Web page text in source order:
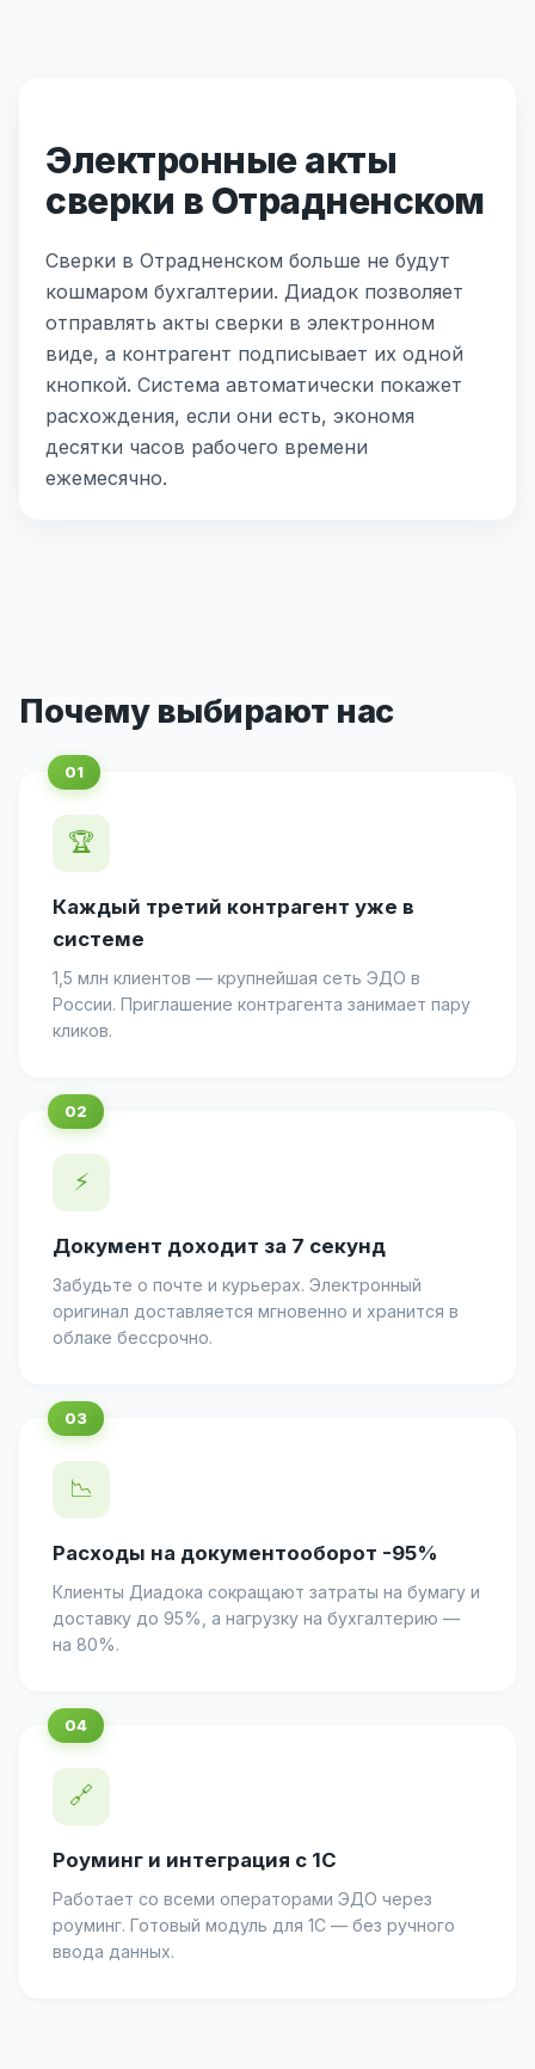
Электронные акты
сверки в Отрадненском
Сверки в Отрадненском больше не будут
кошмаром бухгалтерии. Диадок позволяет
отправлять акты сверки в электронном
виде, а контрагент подписывает их одной
кнопкой. Система автоматически покажет
расхождения, если они есть, экономя
десятки часов рабочего времени
ежемесячно.
Почему выбирают нас
🏆
Каждый третий контрагент уже в
системе
1,5 млн клиентов — крупнейшая сеть ЭДО в
России. Приглашение контрагента занимает пару
кликов.
⚡
Документ доходит за 7 секунд
Забудьте о почте и курьерах. Электронный
оригинал доставляется мгновенно и хранится в
облаке бессрочно.
📉
Расходы на документооборот -95%
Клиенты Диадока сокращают затраты на бумагу и
доставку до 95%, а нагрузку на бухгалтерию —
на 80%.
🔗
Роуминг и интеграция с 1С
Работает со всеми операторами ЭДО через
роуминг. Готовый модуль для 1С — без ручного
ввода данных.